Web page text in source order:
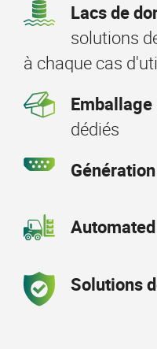
Lacs de
solutions
à chaque cas
Emballage
dédiés
Solutions